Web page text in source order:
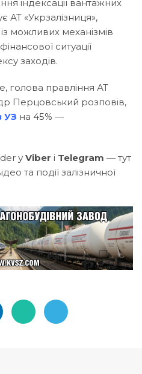
індексації вантажних
«Укрзалізниця»,
можливих механізмів
ситуації
заходів.
голова правління АТ
Перцовський розповів,
УЗ на 45% —
у Viber і Telegram — тут
та події залізничної